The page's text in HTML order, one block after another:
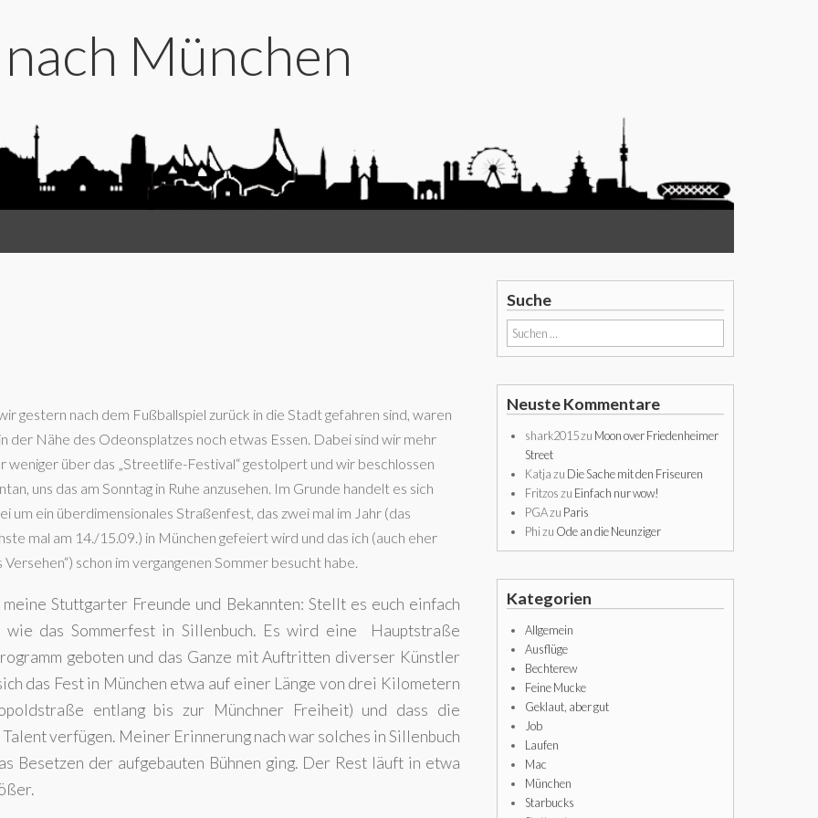
München
gestern nach dem Fußballspiel zurück in die Stadt gefahren sind, waren
der Nähe des Odeonsplatzes noch etwas Essen. Dabei sind wir mehr
weniger über das „Streetlife-Festival“ gestolpert und wir beschlossen
uns das am Sonntag in Ruhe anzusehen. Im Grunde handelt es sich
um ein überdimensionales Straßenfest, das zwei mal im Jahr (das
mal am 14./15.09.) in München gefeiert wird und das ich (auch eher
Versehen“) schon im vergangenen Sommer besucht habe.
meine Stuttgarter Freunde und Bekannten: Stellt es euch einfach
wie das Sommerfest in Sillenbuch. Es wird eine Hauptstraße
geboten und das Ganze mit Auftritten diverser Künstler
das Fest in München etwa auf einer Länge von drei Kilometern
entlang bis zur Münchner Freiheit) und dass die
verfügen. Meiner Erinnerung nach war solches in Sillenbuch
Besetzen der aufgebauten Bühnen ging. Der Rest läuft in etwa
Suche
Suchen
nach:
Neuste Kommentare
shark2015zu Moon over Friedenheimer
Street
Katjazu Die Sache mit den Friseuren
Fritzoszu Einfach nur wow!
PGAzu Paris
Phizu Ode an die Neunziger
Kategorien
Allgemein
Ausflüge
Bechterew
Feine Mucke
Geklaut, aber gut
Job
Laufen
Mac
München
Starbucks